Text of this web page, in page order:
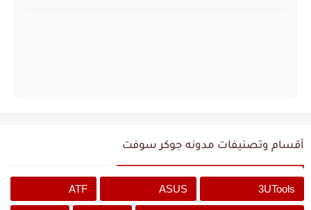
أقسام وتصنيفات مدونه جوكر سوفت
3UTools
ASUS
ATF